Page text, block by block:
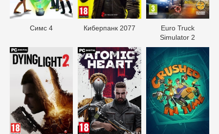
Симс 4 Киберпанк 2077
Euro Truck
Simulator 2